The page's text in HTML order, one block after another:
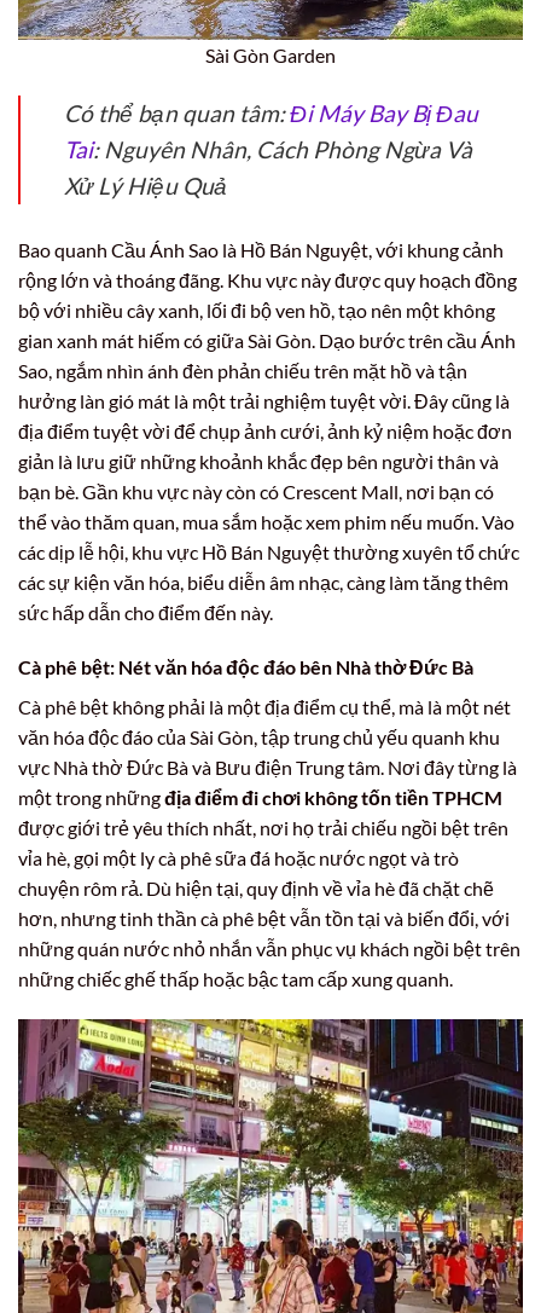
Sài Gòn Garden
Có thể bạn quan tâm:Đi Máy Bay Bị Đau
Tai: Nguyên Nhân, Cách Phòng Ngừa Và
Xử Lý Hiệu Quả
Bao quanh Cầu Ánh Sao là Hồ Bán Nguyệt, với khung cảnh
rộng lớn và thoáng đãng. Khu vực này được quy hoạch đồng
bộ với nhiều cây xanh, lối đi bộ ven hồ, tạo nên một không
gian xanh mát hiếm có giữa Sài Gòn. Dạo bước trên cầu Ánh
Sao, ngắm nhìn ánh đèn phản chiếu trên mặt hồ và tận
hưởng làn gió mát là một trải nghiệm tuyệt vời. Đây cũng là
địa điểm tuyệt vời để chụp ảnh cưới, ảnh kỷ niệm hoặc đơn
giản là lưu giữ những khoảnh khắc đẹp bên người thân và
bạn bè. Gần khu vực này còn có Crescent Mall, nơi bạn có
thể vào thăm quan, mua sắm hoặc xem phim nếu muốn. Vào
các dịp lễ hội, khu vực Hồ Bán Nguyệt thường xuyên tổ chức
các sự kiện văn hóa, biểu diễn âm nhạc, càng làm tăng thêm
sức hấp dẫn cho điểm đến này.
Cà phê bệt: Nét văn hóa độc đáo bên Nhà thờ Đức Bà
Cà phê bệt không phải là một địa điểm cụ thể, mà là một nét
văn hóa độc đáo của Sài Gòn, tập trung chủ yếu quanh khu
vực Nhà thờ Đức Bà và Bưu điện Trung tâm. Nơi đây từng là
một trong nhữngđịa điểm đi chơi không tốn tiền TPHCM
được giới trẻ yêu thích nhất, nơi họ trải chiếu ngồi bệt trên
vỉa hè, gọi một ly cà phê sữa đá hoặc nước ngọt và trò
chuyện rôm rả. Dù hiện tại, quy định về vỉa hè đã chặt chẽ
hơn, nhưng tinh thần cà phê bệt vẫn tồn tại và biến đổi, với
những quán nước nhỏ nhắn vẫn phục vụ khách ngồi bệt trên
những chiếc ghế thấp hoặc bậc tam cấp xung quanh.